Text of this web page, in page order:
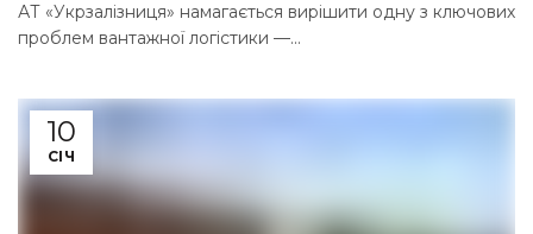
АТ «Укрзалізниця» намагається вирішити одну з ключових
проблем вантажної логістики —...
10
СІЧ